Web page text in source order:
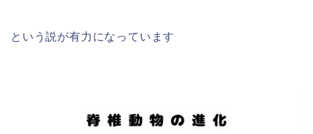
という説が有力になっています